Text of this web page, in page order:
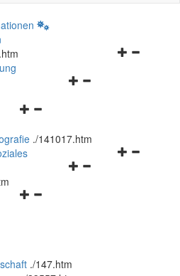
Navigationsmenü
Navigationsmenü
und
schließen
./141017.htm
Navigationsmenü
Navigationsmenü
./147.htm